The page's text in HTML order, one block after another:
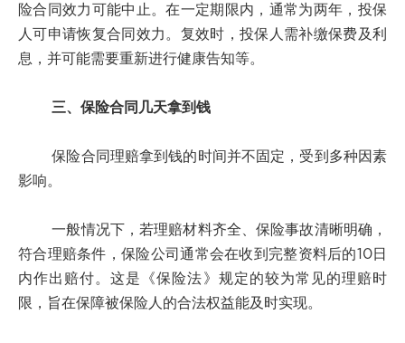
险合同效力可能中止。在一定期限内，通常为两年，投保
人可申请恢复合同效力。复效时，投保人需补缴保费及利
息，并可能需要重新进行健康告知等。
三、保险合同几天拿到钱
保险合同理赔拿到钱的时间并不固定，受到多种因素
影响。
一般情况下，若理赔材料齐全、保险事故清晰明确，
符合理赔条件，保险公司通常会在收到完整资料后的10日
内作出赔付。这是《保险法》规定的较为常见的理赔时
限，旨在保障被保险人的合法权益能及时实现。